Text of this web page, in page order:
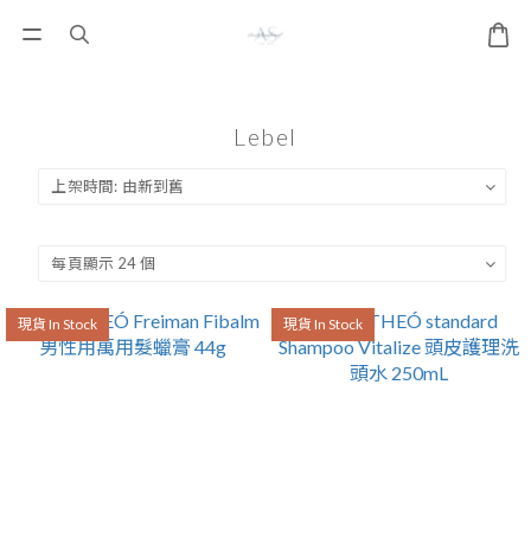
Lebel
現貨 In Stock 現貨 In Stock